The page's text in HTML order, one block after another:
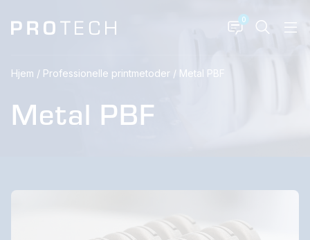
0
Hjem / Professionelle printmetoder / Metal PBF
Metal PBF